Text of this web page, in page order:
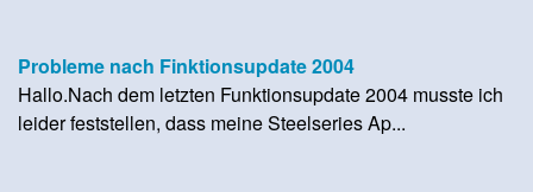
Probleme nach Finktionsupdate 2004
Hallo.Nach dem letzten Funktionsupdate 2004 musste ich
leider feststellen, dass meine Steelseries Ap...